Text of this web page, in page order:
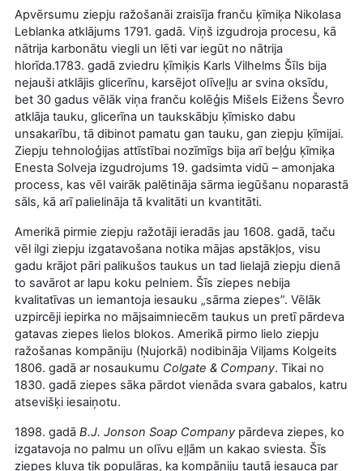
Apvērsumu ziepju ražošanāi zraisīja franču ķīmiķa Nikolasa
Leblanka atklājums 1791. gadā. Viņš izgudroja procesu, kā
nātrija karbonātu viegli un lēti var iegūt no nātrija
hlorīda.1783. gadā zviedru ķīmiķis Karls Vilhelms Šīls bija
nejauši atklājis glicerīnu, karsējot olīveļļu ar svina oksīdu,
bet 30 gadus vēlāk viņa franču kolēģis Mišels Eižens Ševro
atklāja tauku, glicerīna un taukskābju ķīmisko dabu
unsakarību, tā dibinot pamatu gan tauku, gan ziepju ķīmijai.
Ziepju tehnoloģijas attīstībai nozīmīgs bija arī beļģu ķīmiķa
Enesta Solveja izgudrojums 19. gadsimta vidū – amonjaka
process, kas vēl vairāk palētināja sārma iegūšanu noparastā
sāls, kā arī palielināja tā kvalitāti un kvantitāti.
Amerikā pirmie ziepju ražotāji ieradās jau 1608. gadā, taču
vēl ilgi ziepju izgatavošana notika mājas apstākļos, visu
gadu krājot pāri palikušos taukus un tad lielajā ziepju dienā
to savārot ar lapu koku pelniem. Šīs ziepes nebija
kvalitatīvas un iemantoja iesauku „sārma ziepes”. Vēlāk
uzpircēji iepirka no mājsaimniecēm taukus un pretī pārdeva
gatavas ziepes lielos blokos. Amerikā pirmo lielo ziepju
ražošanas kompāniju (Ņujorkā) nodibināja Viljams Kolgeits
1806. gadā ar nosaukumu Colgate & Company. Tikai no
1830. gadā ziepes sāka pārdot vienāda svara gabalos, katru
atsevišķi iesaiņotu.
1898. gadā B.J. Jonson Soap Company pārdeva ziepes, ko
izgatavoja no palmu un olīvu eļļām un kakao sviesta. Šīs
ziepes kļuva tik populāras, ka kompāniju tautā iesauca par